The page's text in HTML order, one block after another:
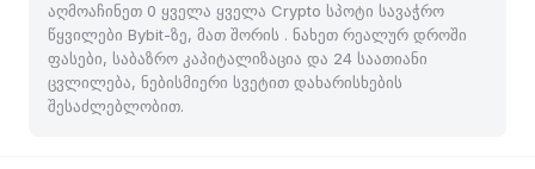
აღმოაჩინეთ 0 ყველა ყველა Crypto სპოტი სავაჭრო
წყვილები Bybit-ზე, მათ შორის . ნახეთ რეალურ დროში
ფასები, საბაზრო კაპიტალიზაცია და 24 საათიანი
ცვლილება, ნებისმიერი სვეტით დახარისხების
შესაძლებლობით.